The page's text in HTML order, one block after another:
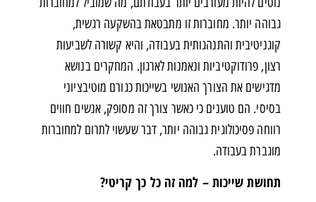
גבוהה יותר. מחוברות זו מתבטאת בהשקעה רגשית,
קוגניטיבית והתנהגותית בעבודה, והיא קשורה לשביעות
רצון, פרודוקטיביות ונאמנות לארגון.​ המחקרים בנושא
מדגישים את הצורך האנושי בשייכות כגורם מוטיבציוני
בסיסי. הם טוענים כי כאשר צורך זה מסופק, אנשים חווים
רווחה פסיכולוגית גבוהה יותר, דבר שעשוי לתרום למחוברות
מוגברת בעבודה.​
תחושת שייכות – למה זה כל כך קריטי?